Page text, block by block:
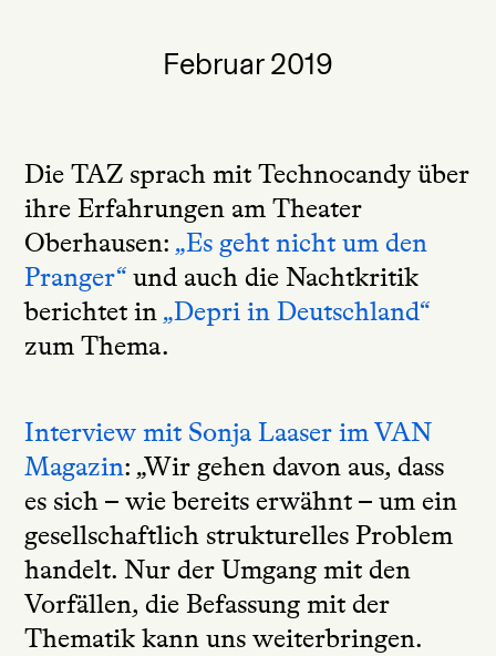
Februar 2019
Die TAZ sprach mit Technocandy über
ihre Erfahrungen am Theater
Oberhausen: „Es geht nicht um den
Pranger“ und auch die Nachtkritik
berichtet in „Depri in Deutschland“
zum Thema.
Interview mit Sonja Laaser im VAN
Magazin: „Wir gehen davon aus, dass
es sich – wie bereits erwähnt – um ein
gesellschaftlich strukturelles Problem
handelt. Nur der Umgang mit den
Vorfällen, die Befassung mit der
Thematik kann uns weiterbringen.